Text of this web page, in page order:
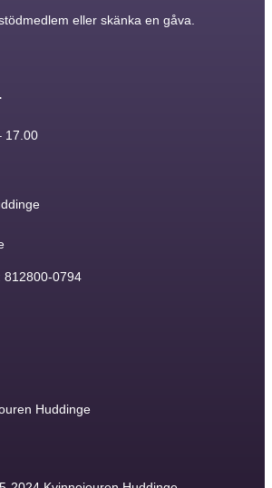
eller skänka en gåva.
17.00
812800-0794